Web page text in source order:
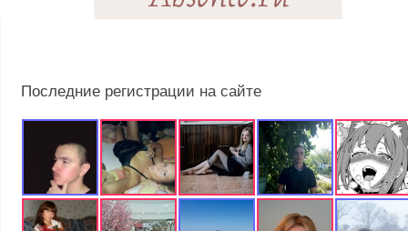
Последние регистрации на сайте